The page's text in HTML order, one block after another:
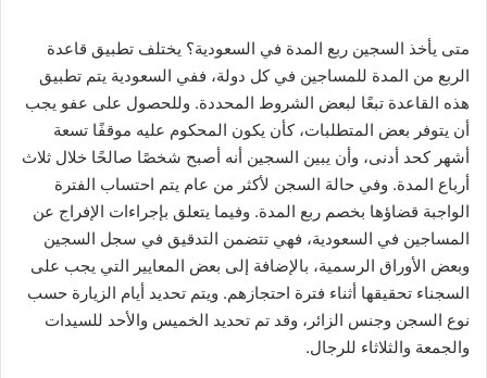
متى يأخذ السجين ربع المدة في السعودية؟ يختلف تطبيق قاعدة
الربع من المدة للمساجين في كل دولة، ففي السعودية يتم تطبيق
هذه القاعدة تبعًا لبعض الشروط المحددة. وللحصول على عفو يجب
أن يتوفر بعض المتطلبات، كأن يكون المحكوم عليه موقفًا تسعة
أشهر كحد أدنى، وأن يبين السجين أنه أصبح شخصًا صالحًا خلال ثلاث
أرباع المدة. وفي حالة السجن لأكثر من عام يتم احتساب الفترة
الواجبة قضاؤها بخصم ربع المدة. وفيما يتعلق بإجراءات الإفراج عن
المساجين في السعودية، فهي تتضمن التدقيق في سجل السجين
وبعض الأوراق الرسمية، بالإضافة إلى بعض المعايير التي يجب على
السجناء تحقيقها أثناء فترة احتجازهم. ويتم تحديد أيام الزيارة حسب
نوع السجن وجنس الزائر، وقد تم تحديد الخميس والأحد للسيدات
والجمعة والثلاثاء للرجال.